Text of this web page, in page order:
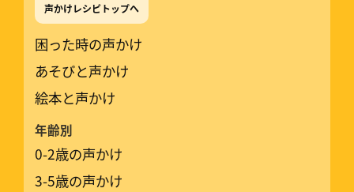
声かけレシピトップへ
困った時の声かけ
あそびと声かけ
絵本と声かけ
年齢別
0-2歳の声かけ
3-5歳の声かけ